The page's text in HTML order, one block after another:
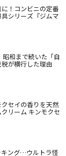
！コンビニの定番
シリーズ『ジムマ
和まで続いた「自
が横行した理由
クセイの香りを天然
リーム キンモクセ
キング…ウルトラ怪